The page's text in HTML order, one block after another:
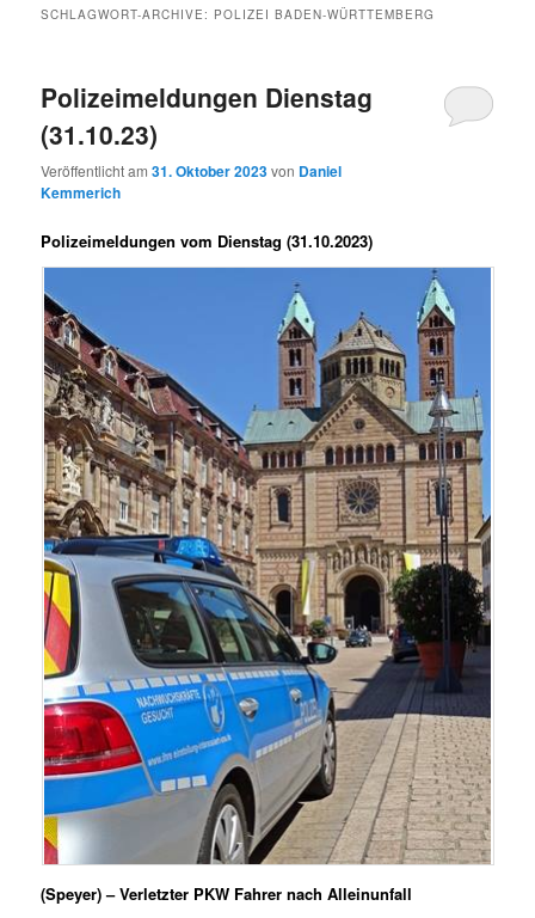
SCHLAGWORT-ARCHIVE: POLIZEI BADEN-WÜRTTEMBERG
Polizeimeldungen Dienstag
(31.10.23)
Veröffentlicht am31. Oktober 2023von Daniel
Kemmerich
Polizeimeldungen vom Dienstag (31.10.2023)
(Speyer) – Verletzter PKW Fahrer nach Alleinunfall